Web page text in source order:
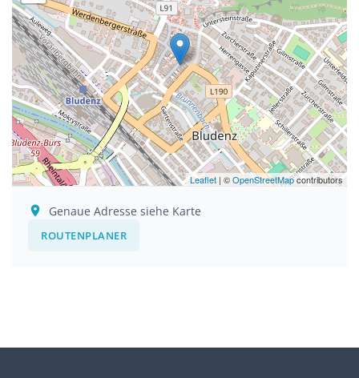
Leaflet | ©OpenStreetMapcontributors
Genaue Adresse siehe Karte
ROUTENPLANER